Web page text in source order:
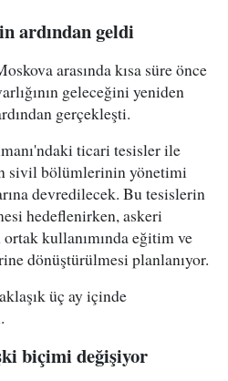
ardından geldi
arasında kısa süre önce
geleceğini yeniden
gerçekleşti.
ticari tesisler ile
sivil bölümlerinin yönetimi
devredilecek. Bu tesislerin
hedeflenirken, askeri
kullanımında eğitim ve
dönüştürülmesi planlanıyor.
üç ay içinde
biçimi değişiyor